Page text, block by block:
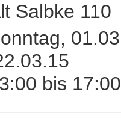
Salbke 110
bis 17:00